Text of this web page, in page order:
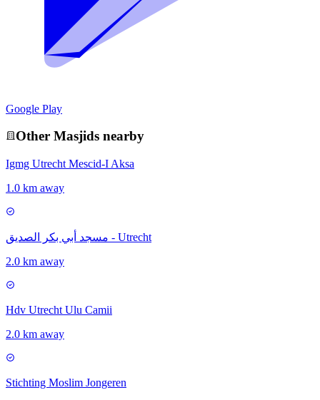
Google Play
Other Masjids nearby
Igmg Utrecht Mescid-I Aksa
1.0 km away
مسجد أبي بكر الصديق - Utrecht
2.0 km away
Hdv Utrecht Ulu Camii
2.0 km away
Stichting Moslim Jongeren